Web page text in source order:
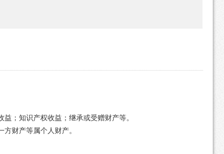
；知识产权收益；继承或受赠财产等。
财产等属个人财产。